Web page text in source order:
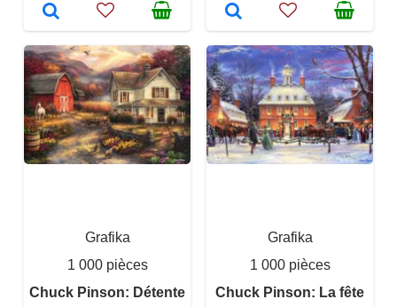
Grafika
1 000 pièces
Chuck Pinson: Détente
Grafika
1 000 pièces
Chuck Pinson: La fête